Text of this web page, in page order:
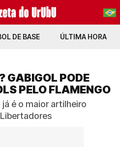
PT-BR
DE BASE ÚLTIMA HORA
GABIGOL PODE
PELO FLAMENGO
é o maior artilheiro